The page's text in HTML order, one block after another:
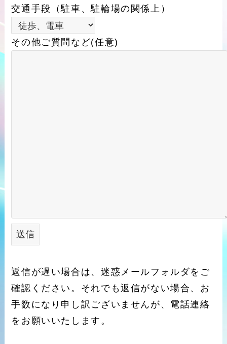
交通手段（駐車、駐輪場の関係上）
その他ご質問など(任意)
返信が遅い場合は、迷惑メールフォルダをご
確認ください。それでも返信がない場合、お
手数になり申し訳ございませんが、電話連絡
をお願いいたします。